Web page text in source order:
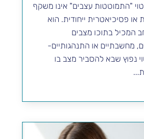
"התמוטטות עצבים" אינו משקף
או פסיכיאטרית ייחודית. הוא
המכיל בתוכו מצבים
מחשבתיים או התנהגותיים-
נפוץ שבא להסביר מצב בו